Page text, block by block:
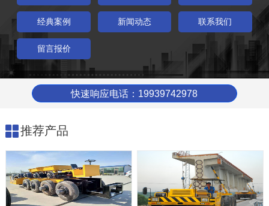
经典案例 新闻动态 联系我们
留言报价
快速响应电话：19939742978
推荐产品